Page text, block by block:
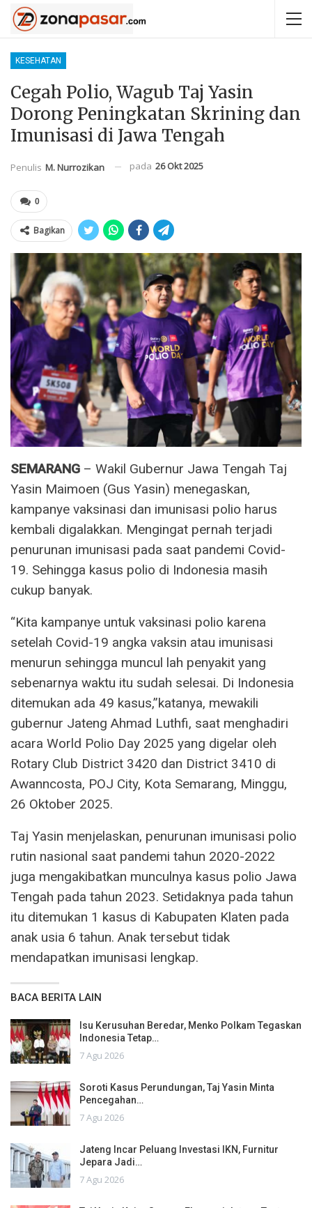
KESEHATAN
Cegah Polio, Wagub Taj Yasin
Dorong Peningkatan Skrining dan
Imunisasi di Jawa Tengah
Penulis M. Nurrozikan pada 26 Okt 2025
0
Bagikan
SEMARANG – Wakil Gubernur Jawa Tengah Taj
Yasin Maimoen (Gus Yasin) menegaskan,
kampanye vaksinasi dan imunisasi polio harus
kembali digalakkan. Mengingat pernah terjadi
penurunan imunisasi pada saat pandemi Covid-
19. Sehingga kasus polio di Indonesia masih
cukup banyak.
“Kita kampanye untuk vaksinasi polio karena
setelah Covid-19 angka vaksin atau imunisasi
menurun sehingga muncul lah penyakit yang
sebenarnya waktu itu sudah selesai. Di Indonesia
ditemukan ada 49 kasus,”katanya, mewakili
gubernur Jateng Ahmad Luthfi, saat menghadiri
acara World Polio Day 2025 yang digelar oleh
Rotary Club District 3420 dan District 3410 di
Awanncosta, POJ City, Kota Semarang, Minggu,
26 Oktober 2025.
Taj Yasin menjelaskan, penurunan imunisasi polio
rutin nasional saat pandemi tahun 2020-2022
juga mengakibatkan munculnya kasus polio Jawa
Tengah pada tahun 2023. Setidaknya pada tahun
itu ditemukan 1 kasus di Kabupaten Klaten pada
anak usia 6 tahun. Anak tersebut tidak
mendapatkan imunisasi lengkap.
BACA BERITA LAIN
Isu Kerusuhan Beredar, Menko Polkam Tegaskan
Indonesia Tetap…
7 Agu 2026
Soroti Kasus Perundungan, Taj Yasin Minta
Pencegahan…
7 Agu 2026
Jateng Incar Peluang Investasi IKN, Furnitur
Jepara Jadi…
7 Agu 2026